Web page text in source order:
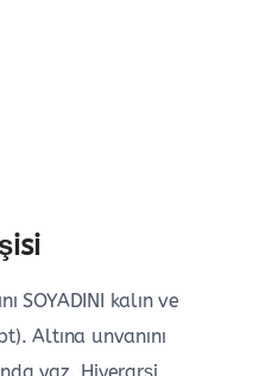
SOYADINI kalın ve
Altına unvanını